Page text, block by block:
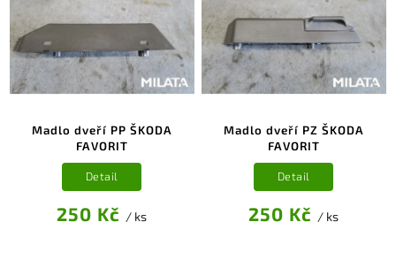
Madlo dveří PP ŠKODA
FAVORIT
250 Kč / ks
Detail
Madlo dveří PZ ŠKODA
FAVORIT
250 Kč / ks
Detail